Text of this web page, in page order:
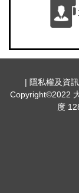
| 隱私權及資
Copyright©2022
度